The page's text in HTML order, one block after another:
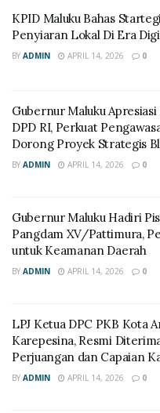
KPID Maluku Bahas
Penyiaran Lokal Di Era
BY ADMIN APRIL 14, 2026 0
Gubernur Maluku
DPD RI, Perkuat
Dorong Proyek Strategis
BY ADMIN APRIL 14, 2026 0
Gubernur Maluku Hadiri
Pangdam XV/Pattimura,
untuk Keamanan Daerah
BY ADMIN APRIL 14, 2026 0
LPJ Ketua DPC PKB Kota
Karepesina, Resmi
Perjuangan dan Capaian
BY ADMIN APRIL 14, 2026 0